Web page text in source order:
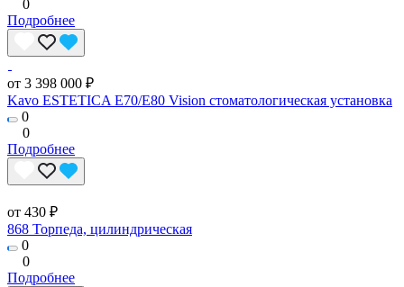
0
Подробнее
от 3 398 000 ₽
Kavo ESTETICA E70/E80 Vision стоматологическая установка
0
0
Подробнее
от 430 ₽
868 Торпеда, цилиндрическая
0
0
Подробнее